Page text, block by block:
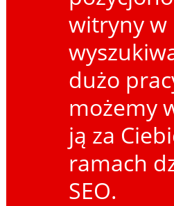
witryny w
dużo
możemy
ją za
ramach
SEO.